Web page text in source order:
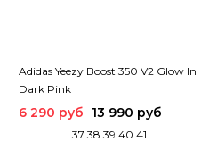
Adidas Yeezy Boost 350 V2 Glow In
Dark Pink
6 290 руб 13 990 руб
37 38 39 40 41